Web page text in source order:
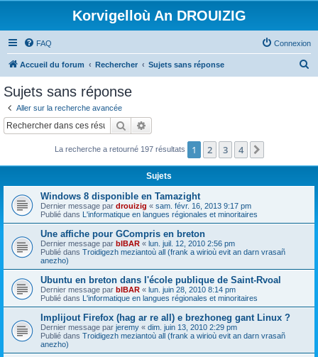
Korvigelloù An DROUIZIG
FAQ Connexion
Accueil du forum Rechercher Sujets sans réponse
c
Sujets sans réponse
Aller sur la recherche avancée
Rechercher
La recherche a retourné 197 résultats 1 2 3 4
Sujets
Windows 8 disponible en Tamazight
Dernier message par drouizig « sam. févr. 16, 2013 9:17 pm
Publié dans L'informatique en langues régionales et minoritaires
Une affiche pour GCompris en breton
Dernier message par bIBAR « lun. juil. 12, 2010 2:56 pm
Publié dans Troidigezh meziantoù all (frank a wirioù evit an darn vrasañ
anezho)
Ubuntu en breton dans l'école publique de Saint-Rvoal
Dernier message par bIBAR « lun. juin 28, 2010 8:14 pm
Publié dans L'informatique en langues régionales et minoritaires
Implijout Firefox (hag ar re all) e brezhoneg gant Linux ?
Dernier message par jeremy « dim. juin 13, 2010 2:29 pm
Publié dans Troidigezh meziantoù all (frank a wirioù evit an darn vrasañ
anezho)